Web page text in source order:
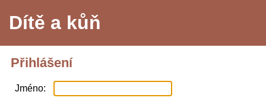
Dítě a kůň
Přihlášení
Jméno